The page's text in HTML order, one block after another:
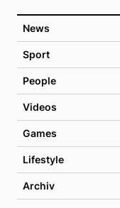
News
Sport
People
Videos
Games
Lifestyle
Archiv